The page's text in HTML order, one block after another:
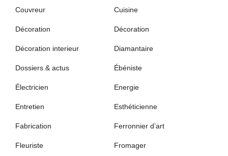
Couvreur Cuisine
Décoration Décoration
Décoration interieur Diamantaire
Dossiers & actus Ébéniste
Électricien Energie
Entretien Esthéticienne
Fabrication Ferronnier d’art
Fleuriste Fromager